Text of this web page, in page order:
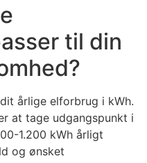
til din
årlige elforbrug i kWh.
at tage udgangspunkt i
1.200 kWh årligt
og ønsket